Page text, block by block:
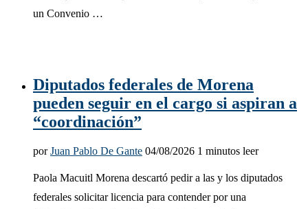
un Convenio …
Diputados federales de Morena
pueden seguir en el cargo si aspiran a
“coordinación”
porJuan Pablo De Gante 04/08/2026 1 minutos leer
Paola Macuitl Morena descartó pedir a las y los diputados
federales solicitar licencia para contender por una